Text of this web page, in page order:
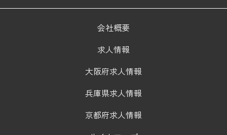
会社概要
求人情報
大阪府求人情報
兵庫県求人情報
京都府求人情報